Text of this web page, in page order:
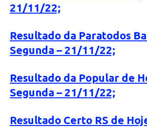
21/11/22;
Resultado da Paratodos
Segunda – 21/11/22;
Resultado da Popular de
Segunda – 21/11/22;
Resultado Certo RS de